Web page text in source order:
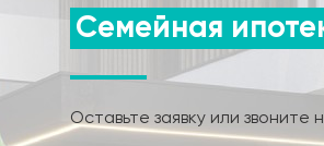
Семейная
Оставьте заявку или звоните